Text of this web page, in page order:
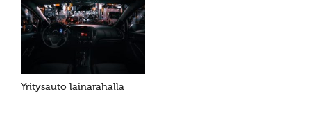
Yritysauto lainarahalla